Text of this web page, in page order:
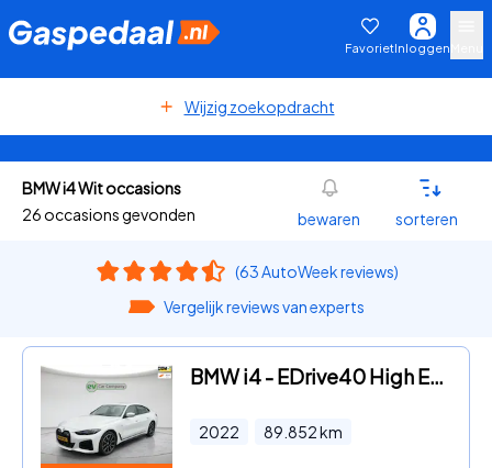
FavorietInloggen
Wijzig zoekopdracht
BMW i4 Wit occasions
26 occasions gevonden
bewaren sorteren
(63 AutoWeek reviews)
Vergelijk reviews van experts
BMW i4 - EDrive40 High Executive 84 kWh | SOH 96% | M Sport | Memory
2022 89.852km